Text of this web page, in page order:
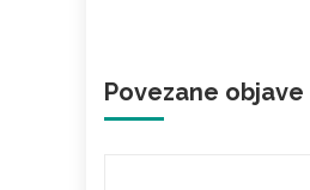
Povezane objave